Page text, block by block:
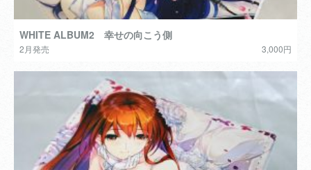
WHITE ALBUM2 幸せの向こう側
2月発売 3,000円